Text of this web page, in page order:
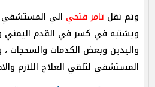
وتم نقل تامر فتحي الي
ويشتبه في كسر في القدم
واليدين وبعض الكدمات والسحجات
المستشفي لتلقي العلاج اللازم